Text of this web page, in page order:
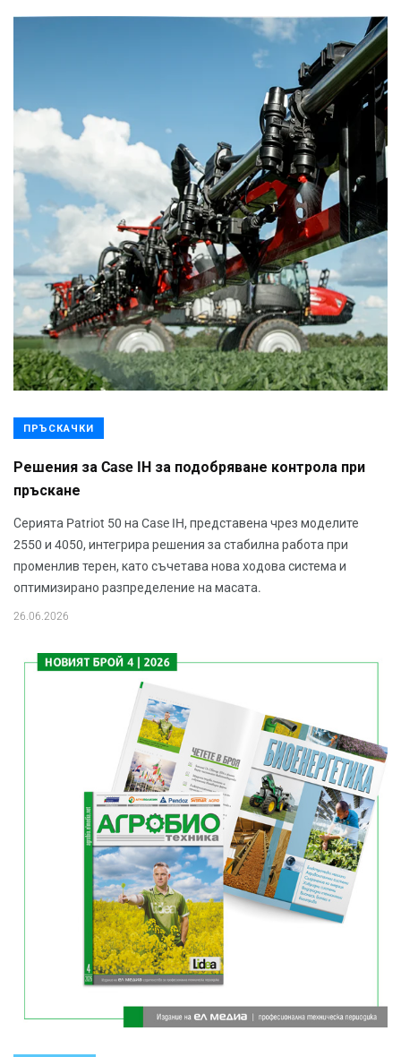
ПРЪСКАЧКИ
Решения за Case IH за подобряване контрола при
пръскане
Серията Patriot 50 на Case IH, представена чрез моделите
2550 и 4050, интегрира решения за стабилна работа при
променлив терен, като съчетава нова ходова система и
оптимизирано разпределение на масата.
26.06.2026